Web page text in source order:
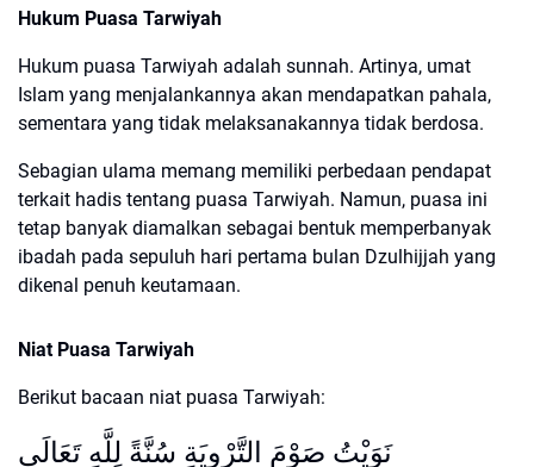
Hukum Puasa Tarwiyah
Hukum puasa Tarwiyah adalah sunnah. Artinya, umat
Islam yang menjalankannya akan mendapatkan pahala,
sementara yang tidak melaksanakannya tidak berdosa.
Sebagian ulama memang memiliki perbedaan pendapat
terkait hadis tentang puasa Tarwiyah. Namun, puasa ini
tetap banyak diamalkan sebagai bentuk memperbanyak
ibadah pada sepuluh hari pertama bulan Dzulhijjah yang
dikenal penuh keutamaan.
Niat Puasa Tarwiyah
Berikut bacaan niat puasa Tarwiyah:
نَوَيْتُ صَوْمَ التَّرْوِيَةِ سُنَّةً لِلَّهِ تَعَالَى